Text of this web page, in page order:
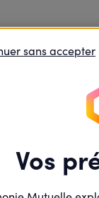
Vos
sans accepter